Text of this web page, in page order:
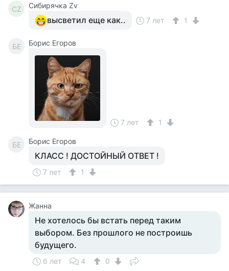
СZ Сибирячка Zv
высветил еще как.. 7 лет 1
БЕ Борис Егоров
7 лет 1
БЕ Борис Егоров
КЛАСС ! ДОСТОЙНЫЙ ОТВЕТ !
7 лет 1
Жанна
Не хотелось бы встать перед таким
выбором. Без прошлого не построишь
будущего.
6 лет 4 0